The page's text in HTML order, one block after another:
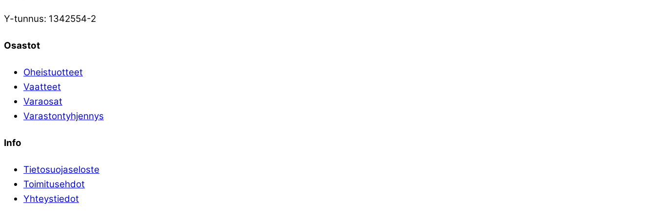
Y-tunnus: 1342554-2
Osastot
Oheistuotteet
Vaatteet
Varaosat
Varastontyhjennys
Info
Tietosuojaseloste
Toimitusehdot
Yhteystiedot